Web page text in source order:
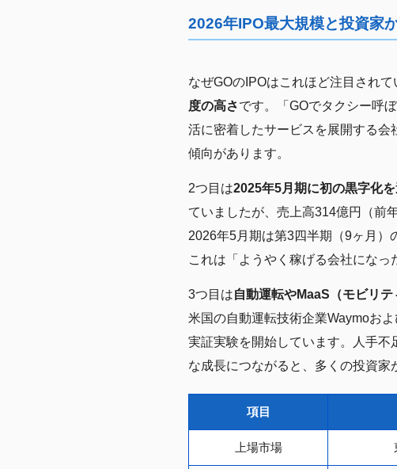
2026年IPO最大規模と投資家
なぜGOのIPOはこれほど注目され
度の高さです。「GOでタクシー呼
活に密着したサービスを展開する
傾向があります。
2つ目は2025年5月期に初の黒字化
ていましたが、売上高314億円（前
2026年5月期は第3四半期（9ヶ月）
これは「ようやく稼げる会社になっ
3つ目は自動運転やMaaS（モビリ
米国の自動運転技術企業Waymoお
実証実験を開始しています。人手
な成長につながると、多くの投資家
項目
上場市場